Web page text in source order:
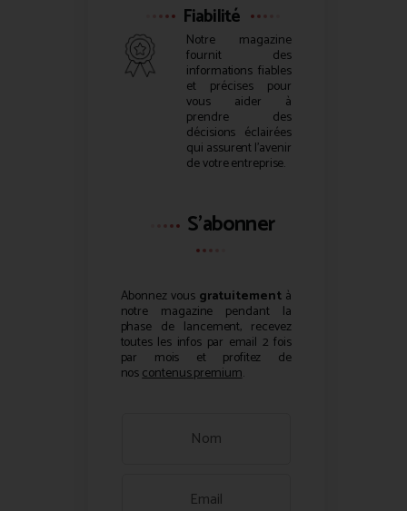
Fiabilité
Notre magazine
fournit des
informations fiables
et précises pour
vous aider à
prendre des
décisions éclairées
qui assurent l’avenir
de votre entreprise.
S'abonner
Abonnez vous gratuitementà
notre magazine pendant la
phase de lancement, recevez
toutes les infos par email 2 fois
par mois et profitez de
noscontenus premium.